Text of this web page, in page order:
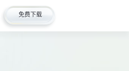
免费下载